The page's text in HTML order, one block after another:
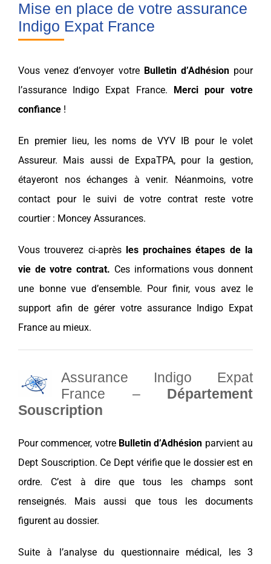
Mise en place de votre assurance
Indigo Expat France
Vous venez d’envoyer votre Bulletin d’Adhésionpour
l’assurance Indigo Expat France. Merci pour votre
confiance !
En premier lieu, les noms de VYV IB pour le volet
Assureur. Mais aussi de ExpaTPA, pour la gestion,
étayeront nos échanges à venir. Néanmoins, votre
contact pour le suivi de votre contrat reste votre
courtier : Moncey Assurances.
Vous trouverez ci-après les prochaines étapes de la
vie de votre contrat. Ces informations vous donnent
une bonne vue d’ensemble. Pour finir, vous avez le
support afin de gérer votre assurance Indigo Expat
France au mieux.
Assurance Indigo Expat
France – Département
Souscription
Pour commencer, votre Bulletin d’Adhésion parvient au
Dept Souscription. Ce Dept vérifie que le dossier est en
ordre. C’est à dire que tous les champs sont
renseignés. Mais aussi que tous les documents
figurent au dossier.
Suite à l’analyse du questionnaire médical, les 3